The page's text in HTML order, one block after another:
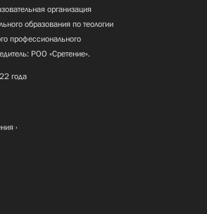
организация
образования по теологии
профессионального
РОО «Сретение».
года